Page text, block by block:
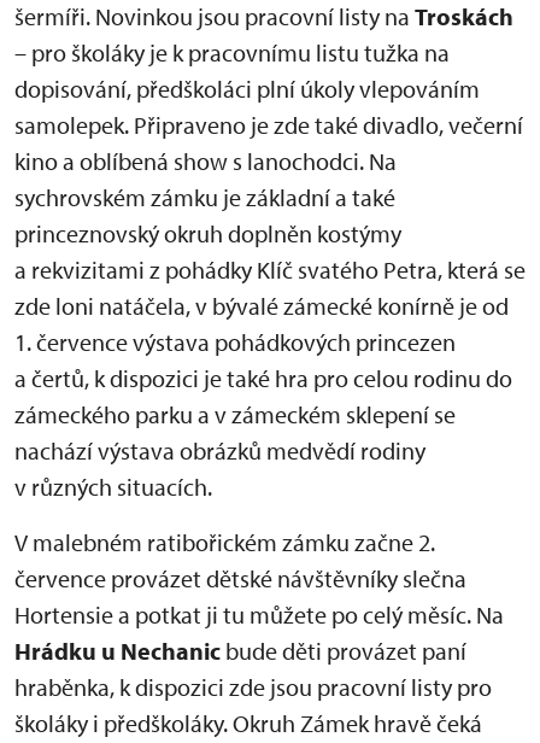
šermíři. Novinkou jsou pracovní listy na Troskách
– pro školáky je k pracovnímu listu tužka na
dopisování, předškoláci plní úkoly vlepováním
samolepek. Připraveno je zde také divadlo, večerní
kino a oblíbená show s lanochodci. Na
sychrovském zámku je základní a také
princeznovský okruh doplněn kostýmy
a rekvizitami z pohádky Klíč svatého Petra, která se
zde loni natáčela, v bývalé zámecké konírně je od
1. července výstava pohádkových princezen
a čertů, k dispozici je také hra pro celou rodinu do
zámeckého parku a v zámeckém sklepení se
nachází výstava obrázků medvědí rodiny
v různých situacích.
V malebném ratibořickém zámku začne 2.
července provázet dětské návštěvníky slečna
Hortensie a potkat ji tu můžete po celý měsíc. Na
Hrádku u Nechanic bude děti provázet paní
hraběnka, k dispozici zde jsou pracovní listy pro
školáky i předškoláky. Okruh Zámek hravě čeká